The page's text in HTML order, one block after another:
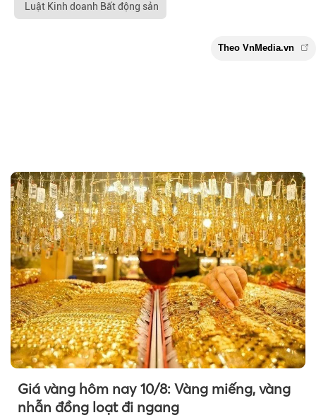
Luật Kinh doanh Bất động sản
Theo
Giá vàng hôm nay 10/8: Vàng miếng, vàng
nhẫn đồng loạt đi ngang